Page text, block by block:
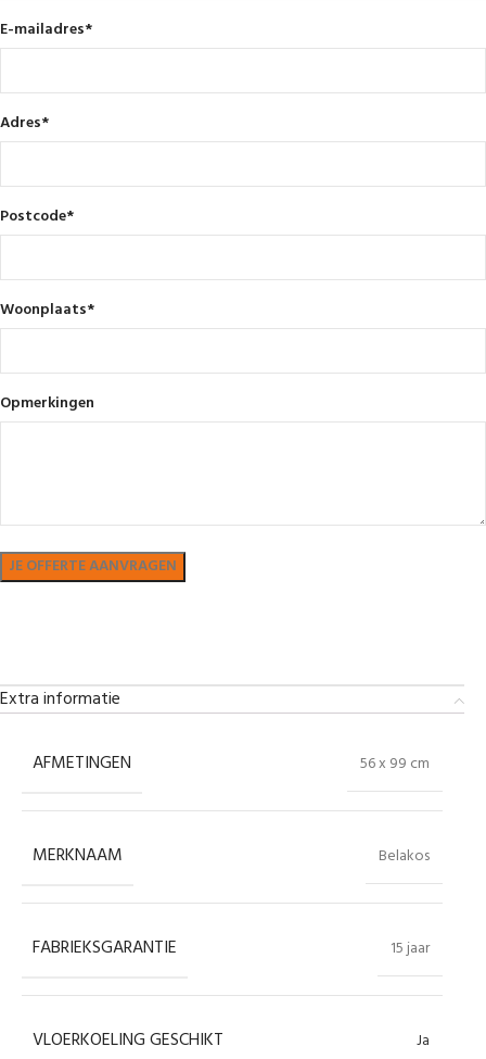
E-mailadres*
Adres*
Postcode*
Woonplaats*
Opmerkingen
Extra informatie
AFMETINGEN 56 x 99 cm
MERKNAAM Belakos
FABRIEKSGARANTIE 15 jaar
VLOERKOELING GESCHIKT Ja